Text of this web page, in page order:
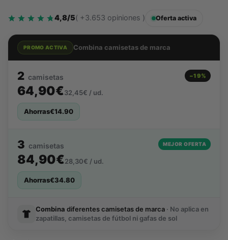
4,8/5( +3.653 opiniones ) Oferta activa
PROMO ACTIVA Combina camisetas de marca
2 camisetas −19%
64,90€32,45€ / ud.
Ahorras€14.90
3 camisetas MEJOR OFERTA
84,90€28,30€ / ud.
Ahorras€34.80
Combina diferentes camisetas de marca · No aplica en
zapatillas, camisetas de fútbol ni gafas de sol